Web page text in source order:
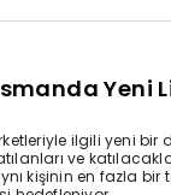
Yeni
ilgili yeni bir
ve
kişinin en fazla bir